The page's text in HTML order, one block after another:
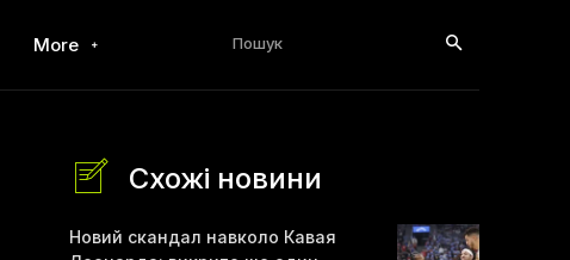
More Пошук
Схожі новини
Новий скандал навколо Кавая